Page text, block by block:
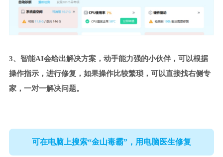
3、智能AI会给出解决方案，动手能力强的小伙伴，可以根据
操作指示，进行修复，如果操作比较繁琐，可以直接找右侧专
家，一对一解决问题。
可在电脑上搜索“金山毒霸”，用电脑医生修复